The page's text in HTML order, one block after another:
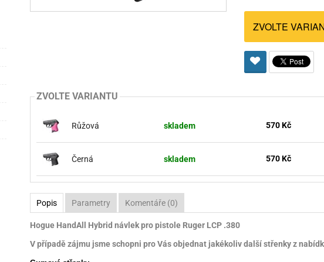
Zásobníky
Pistole samonabíjecí
Zavírací nože
Obranné spreje
Pro lištu weaver a picatinny
Náboje na ZP Pistolové a revolverové náboje
Pro perkusní zbraně
ZVOLTE
ZVOLTE VARIANTU
Růžová skladem 570 Kč
Černá skladem 570 Kč
Popis Parametry Komentáře (0)
Hogue HandAll Hybrid návlek pro pistole Ruger LCP .380
V případě zájmu jsme schopni pro Vás objednat jakékoliv další střenky z